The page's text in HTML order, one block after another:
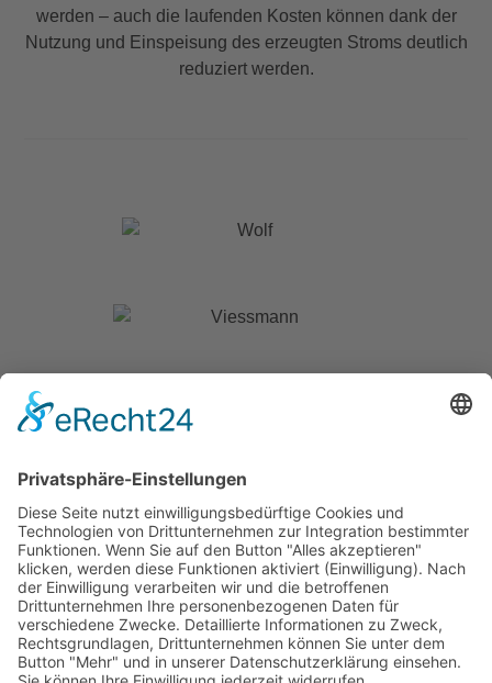
werden – auch die laufenden Kosten können dank der
Nutzung und Einspeisung des erzeugten Stroms deutlich
reduziert werden.